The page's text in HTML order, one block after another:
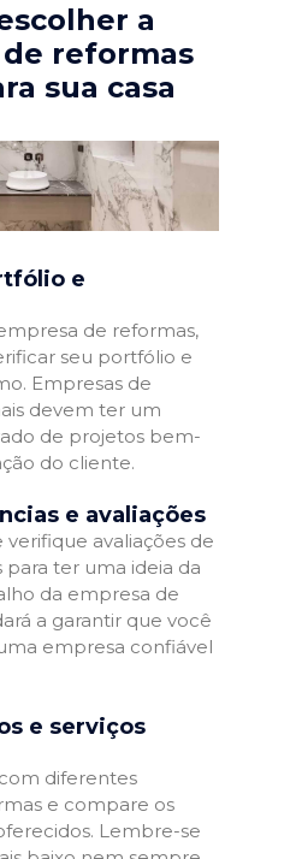
a
reformas
sua casa
e
de reformas,
seu portfólio e
Empresas de
devem ter um
de projetos bem-
do cliente.
e avaliações
verifique avaliações de
ter uma ideia da
da empresa de
a garantir que você
empresa confiável
e serviços
diferentes
e compare os
Lembre-se